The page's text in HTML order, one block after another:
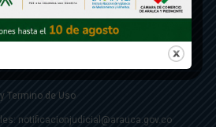
3374
Termino de Uso
notificacionjudicial@arauca.gov.co